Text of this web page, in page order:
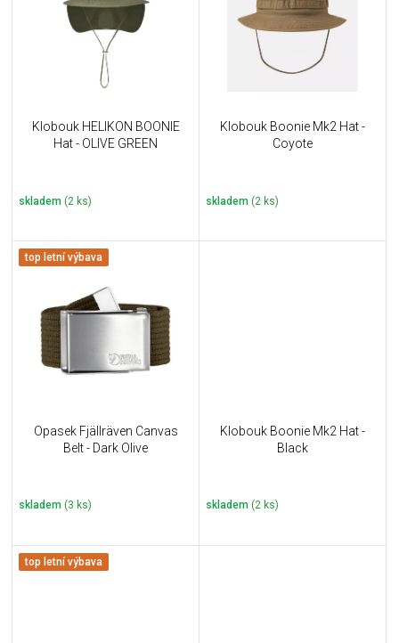
Klobouk HELIKON BOONIE
Hat - OLIVE GREEN
skladem (2 ks)
Klobouk Boonie Mk2 Hat -
Coyote
skladem (2 ks)
top letní výbava
Opasek Fjällräven Canvas
Belt - Dark Olive
skladem (3 ks)
Klobouk Boonie Mk2 Hat -
Black
skladem (2 ks)
top letní výbava